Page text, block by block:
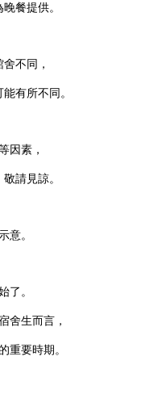
餐提供。
不同，
有所不同。
因素，
請見諒。
意。
了。
舍生而言，
重要時期。